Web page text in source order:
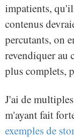
impatients,
contenus
percutants, on
revendiquer au
plus complets,
J'ai de
m'ayant fait
exemples de